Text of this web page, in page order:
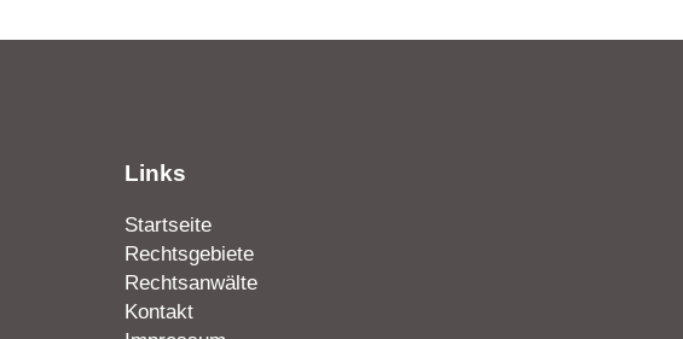
Links
Startseite
Rechtsgebiete
Rechtsanwälte
Kontakt